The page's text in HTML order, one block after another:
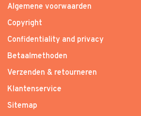
Algemene voorwaarden
Copyright
Confidentiality and privacy
Betaalmethoden
Verzenden & retourneren
Klantenservice
Sitemap